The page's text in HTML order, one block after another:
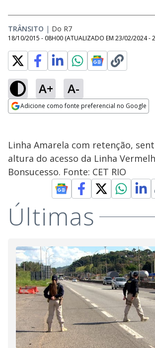
TRÂNSITO | Do R7
18/10/2015 - 08H00 (ATUALIZADO EM 23/02/2024 -
A+ A-
Adicione como fonte preferencial no Google
Linha Amarela com retenção,
altura do acesso da Linha
Bonsucesso. Fonte: CET RIO
Últimas